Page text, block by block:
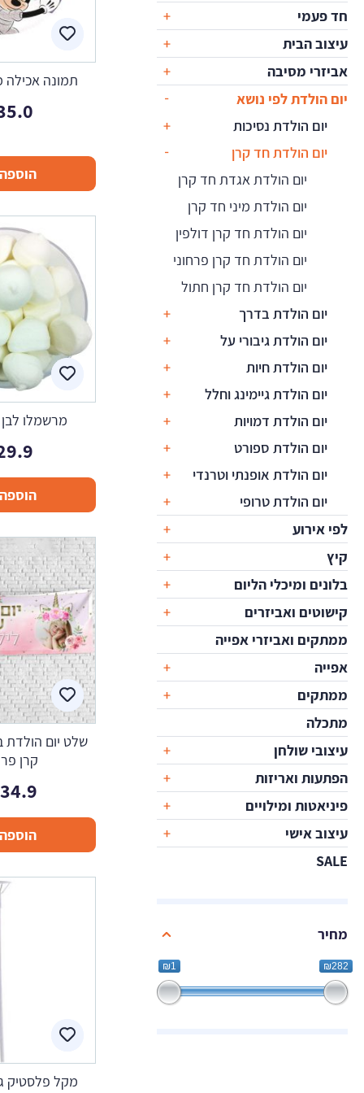
חד פעמי
עיצוב הבית
אביזרי מסיבה
יום הולדת לפי נושא
יום הולדת נסיכות
יום הולדת חד קרן
יום הולדת אגדת חד קרן
יום הולדת מיני חד קרן
יום הולדת חד קרן דולפין
יום הולדת חד קרן פרחוני
יום הולדת חד קרן חתול
יום הולדת בדרך
יום הולדת גיבורי על
יום הולדת חיות
יום הולדת גיימינג וחלל
יום הולדת דמויות
יום הולדת ספורט
יום הולדת אופנתי וטרנדי
יום הולדת טרופי
לפי אירוע
קיץ
בלונים ומיכלי הליום
קישוטים ואביזרים
ממתקים ואביזרי אפייה
אפייה
ממתקים
מתכלה
עיצובי שולחן
הפתעות ואריזות
פיניאטות ומילויים
עיצוב אישי
SALE
מחיר
₪1 ₪282
תמונה אכילה
מרשמלו לבן
שלט יום הולדת
קרן
מקל פלסטיק